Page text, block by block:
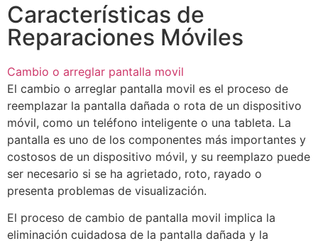
Características de
Reparaciones Móviles
Cambio o arreglar pantalla movil
El cambio o arreglar pantalla movil es el proceso de
reemplazar la pantalla dañada o rota de un dispositivo
móvil, como un teléfono inteligente o una tableta. La
pantalla es uno de los componentes más importantes y
costosos de un dispositivo móvil, y su reemplazo puede
ser necesario si se ha agrietado, roto, rayado o
presenta problemas de visualización.
El proceso de cambio de pantalla movil implica la
eliminación cuidadosa de la pantalla dañada y la